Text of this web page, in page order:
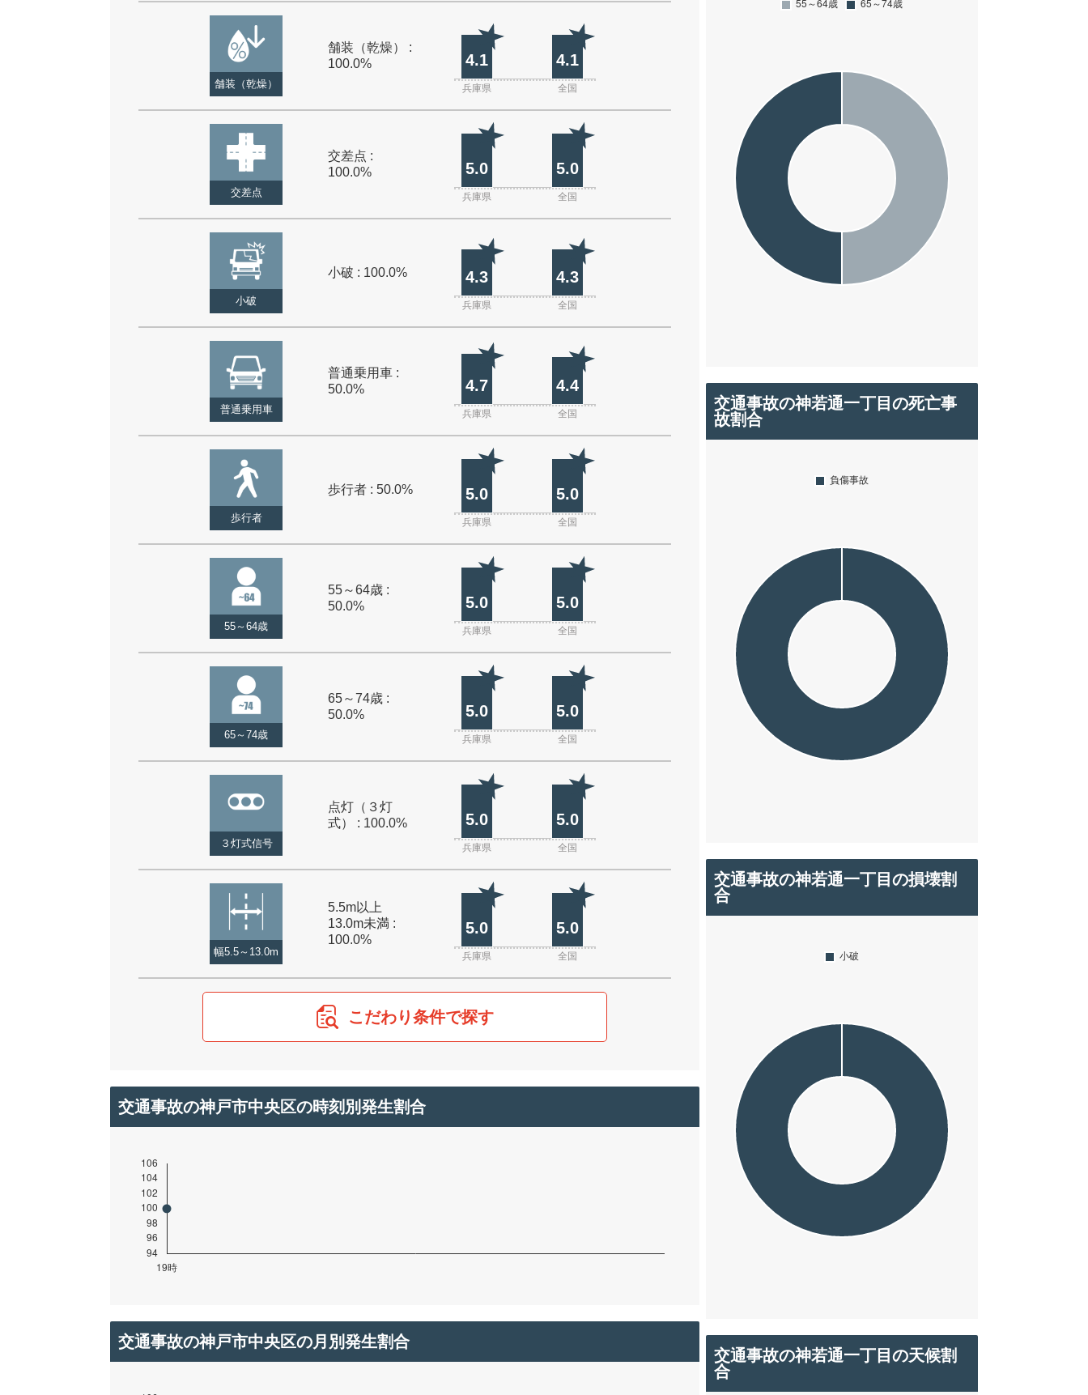
舗装（乾燥）
舗装（乾燥） :
100.0%
4.1 4.1
兵庫県 全国
交差点
交差点 :
100.0%
5.0 5.0
兵庫県 全国
小破
小破 : 100.0% 4.3 4.3
兵庫県 全国
普通乗用車
普通乗用車 :
50.0%
4.7 4.4
兵庫県 全国
歩行者
歩行者 : 50.0% 5.0 5.0
兵庫県 全国
55～64歳
55～64歳 :
50.0%
5.0 5.0
兵庫県 全国
65～74歳
65～74歳 :
50.0%
5.0 5.0
兵庫県 全国
３灯式信号
点灯（３灯
式） : 100.0%
5.0 5.0
兵庫県 全国
幅5.5～13.0m
5.5m以上
13.0m未満 :
100.0%
5.0 5.0
兵庫県 全国
こだわり条件で探す
交通事故の神戸市中央区の時刻別発生割合
交通事故の神戸市中央区の月別発生割合
交通事故の神若通一丁目の死亡事
故割合
交通事故の神若通一丁目の損壊割
合
交通事故の神若通一丁目の天候割
合